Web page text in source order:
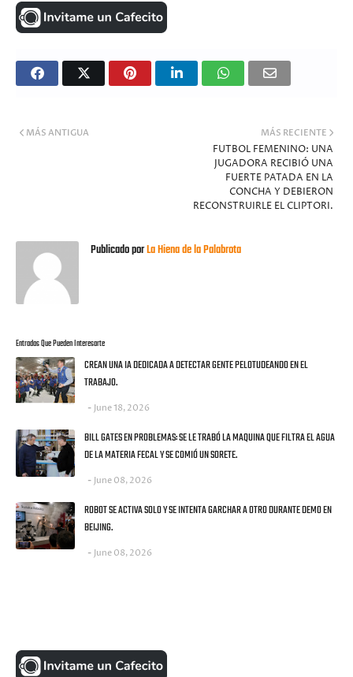
MÁS RECIENTE
FUTBOL FEMENINO: UNA
JUGADORA RECIBIÓ UNA
FUERTE PATADA EN LA
CONCHA Y DEBIERON
RECONSTRUIRLE EL CLIPTORI.
MÁS ANTIGUA
Publicado porLa Hiena de la Palabrota
Entradas Que Pueden Interesarte
CREAN UNA IA DEDICADA A DETECTAR GENTE PELOTUDEANDO EN EL
TRABAJO.
June 18, 2026
BILL GATES EN PROBLEMAS: SE LE TRABÓ LA MAQUINA QUE FILTRA EL AGUA
DE LA MATERIA FECAL Y SE COMIÓ UN SORETE.
June 08, 2026
ROBOT SE ACTIVA SOLO Y SE INTENTA GARCHAR A OTRO DURANTE DEMO EN
BEIJING.
June 08, 2026